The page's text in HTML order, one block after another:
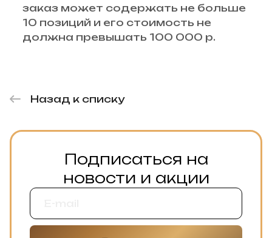
заказ может содержать не больше
10 позиций и его стоимость не
должна превышать 100 000 р.
Назад к списку
Подписаться на
новости и акции